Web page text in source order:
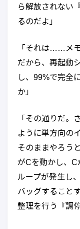
ら解放されない
るのだよ」
「それは……メ
だから、再起動
し、99%で完全
か」
「その通りだ。
ように単方向の
そのままやろう
がCを動かし、
ループが発生し
バッグすること
整理を行う『調